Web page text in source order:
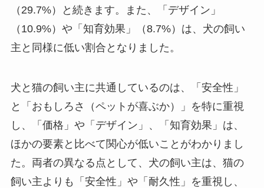
（29.7%）と続きます。また、「デザイン」
（10.9%）や「知育効果」（8.7%）は、犬の飼い
主と同様に低い割合となりました。
犬と猫の飼い主に共通しているのは、「安全性」
と「おもしろさ（ペットが喜ぶか）」を特に重視
し、「価格」や「デザイン」、「知育効果」は、
ほかの要素と比べて関心が低いことがわかりまし
た。両者の異なる点として、犬の飼い主は、猫の
飼い主よりも「安全性」や「耐久性」を重視し、